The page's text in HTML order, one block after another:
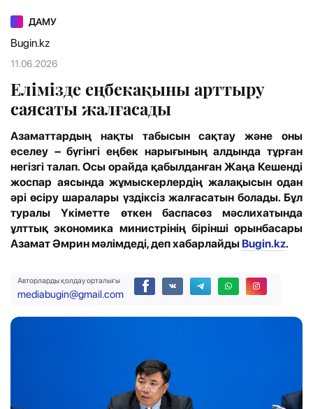
ДАМУ
Bugin.kz
11.06.2026
Елімізде еңбекақыны арттыру
саясаты жалғасады
Азаматтардың нақты табысын сақтау және оны
еселеу – бүгінгі еңбек нарығының алдында тұрған
негізгі талап. Осы орайда қабылданған Жаңа Кешенді
жоспар аясында жұмыскерлердің жалақысын одан
әрі өсіру шаралары үздіксіз жалғасатын болады. Бұл
туралы Үкіметте өткен баспасөз мәслихатында
ұлттық экономика министрінің бірінші орынбасары
Азамат Әмрин мәлімдеді, деп хабарлайды Bugin.kz.
Авторларды қолдау орталығы
mediabugin@gmail.com